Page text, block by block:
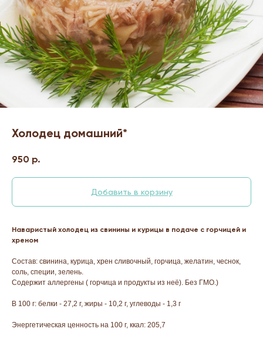
Холодец домашний*
950 р.
Добавить в корзину
Наваристый холодец из свинины и курицы в подаче с горчицей и
хреном
Состав: свинина, курица, хрен сливочный, горчица, желатин, чеснок,
соль, специи, зелень.
Содержит аллергены ( горчица и продукты из неё). Без ГМО.)
В 100 г: белки - 27,2 г, жиры - 10,2 г, углеводы - 1,3 г
Энергетическая ценность на 100 г, ккал: 205,7